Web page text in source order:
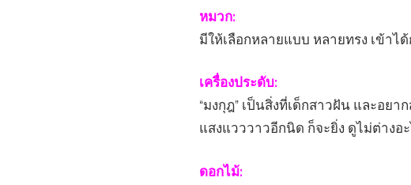
หมวก:
มีให้เลือกหลายแบบ หลายทรง เข้า
เครื่องประดับ:
“มงกุฎ” เป็นสิ่งที่เด็กสาวฝัน และอย
แสงแวววาวอีกนิด ก็จะยิ่ง ดูไม่ต่างอ
ดอกไม้: